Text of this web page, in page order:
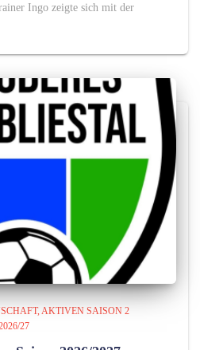
Ingo zeigte sich mit der
AKTIVEN SAISON 2
27